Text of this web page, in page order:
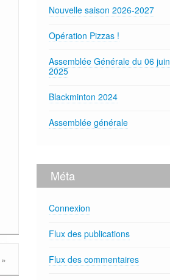
»
Nouvelle saison 2026-2027
Opération Pizzas !
Assemblée Générale du 06 juin
2025
Blackminton 2024
Assemblée générale
Méta
Connexion
Flux des publications
Flux des commentaires